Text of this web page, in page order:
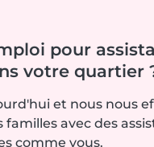
pour
votre quartier
et nous nous
avec des
comme vous.